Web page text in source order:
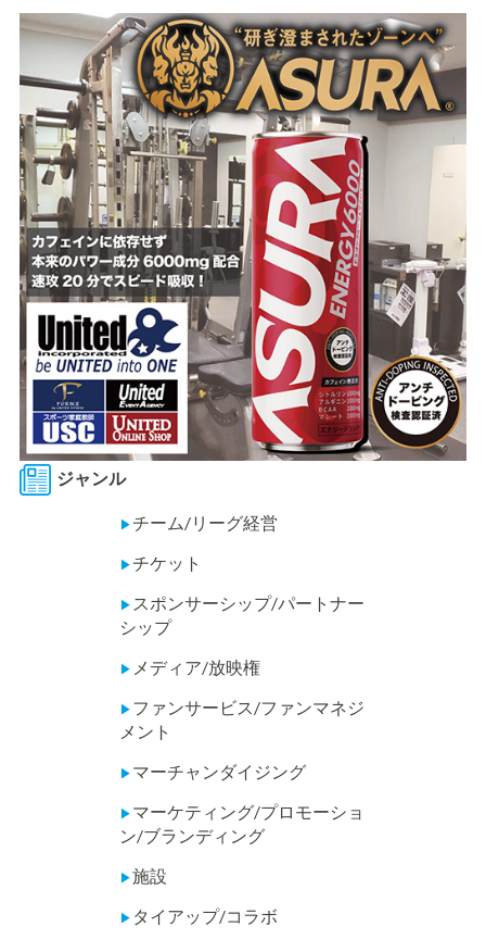
ジャンル
▶チーム/リーグ経営
▶チケット
▶ スポンサーシップ/パートナー
シップ
▶ メディア/放映権
▶ ファンサービス/ファンマネジ
メント
▶ マーチャンダイジング
▶ マーケティング/プロモーショ
ン/ブランディング
▶施設
▶ タイアップ/コラボ